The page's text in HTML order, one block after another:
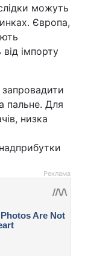
можуть
Європа,
імпорту
пальне. Для
низка
Реклама